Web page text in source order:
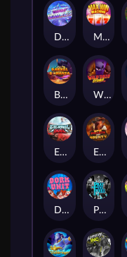
Dandy Diamonds Max Win Machine
Barrel Bonanza Wild Dojo Strike
Eternal Duel EPIC BULLETS & BOUNTY
Dork Unit Pray for Three